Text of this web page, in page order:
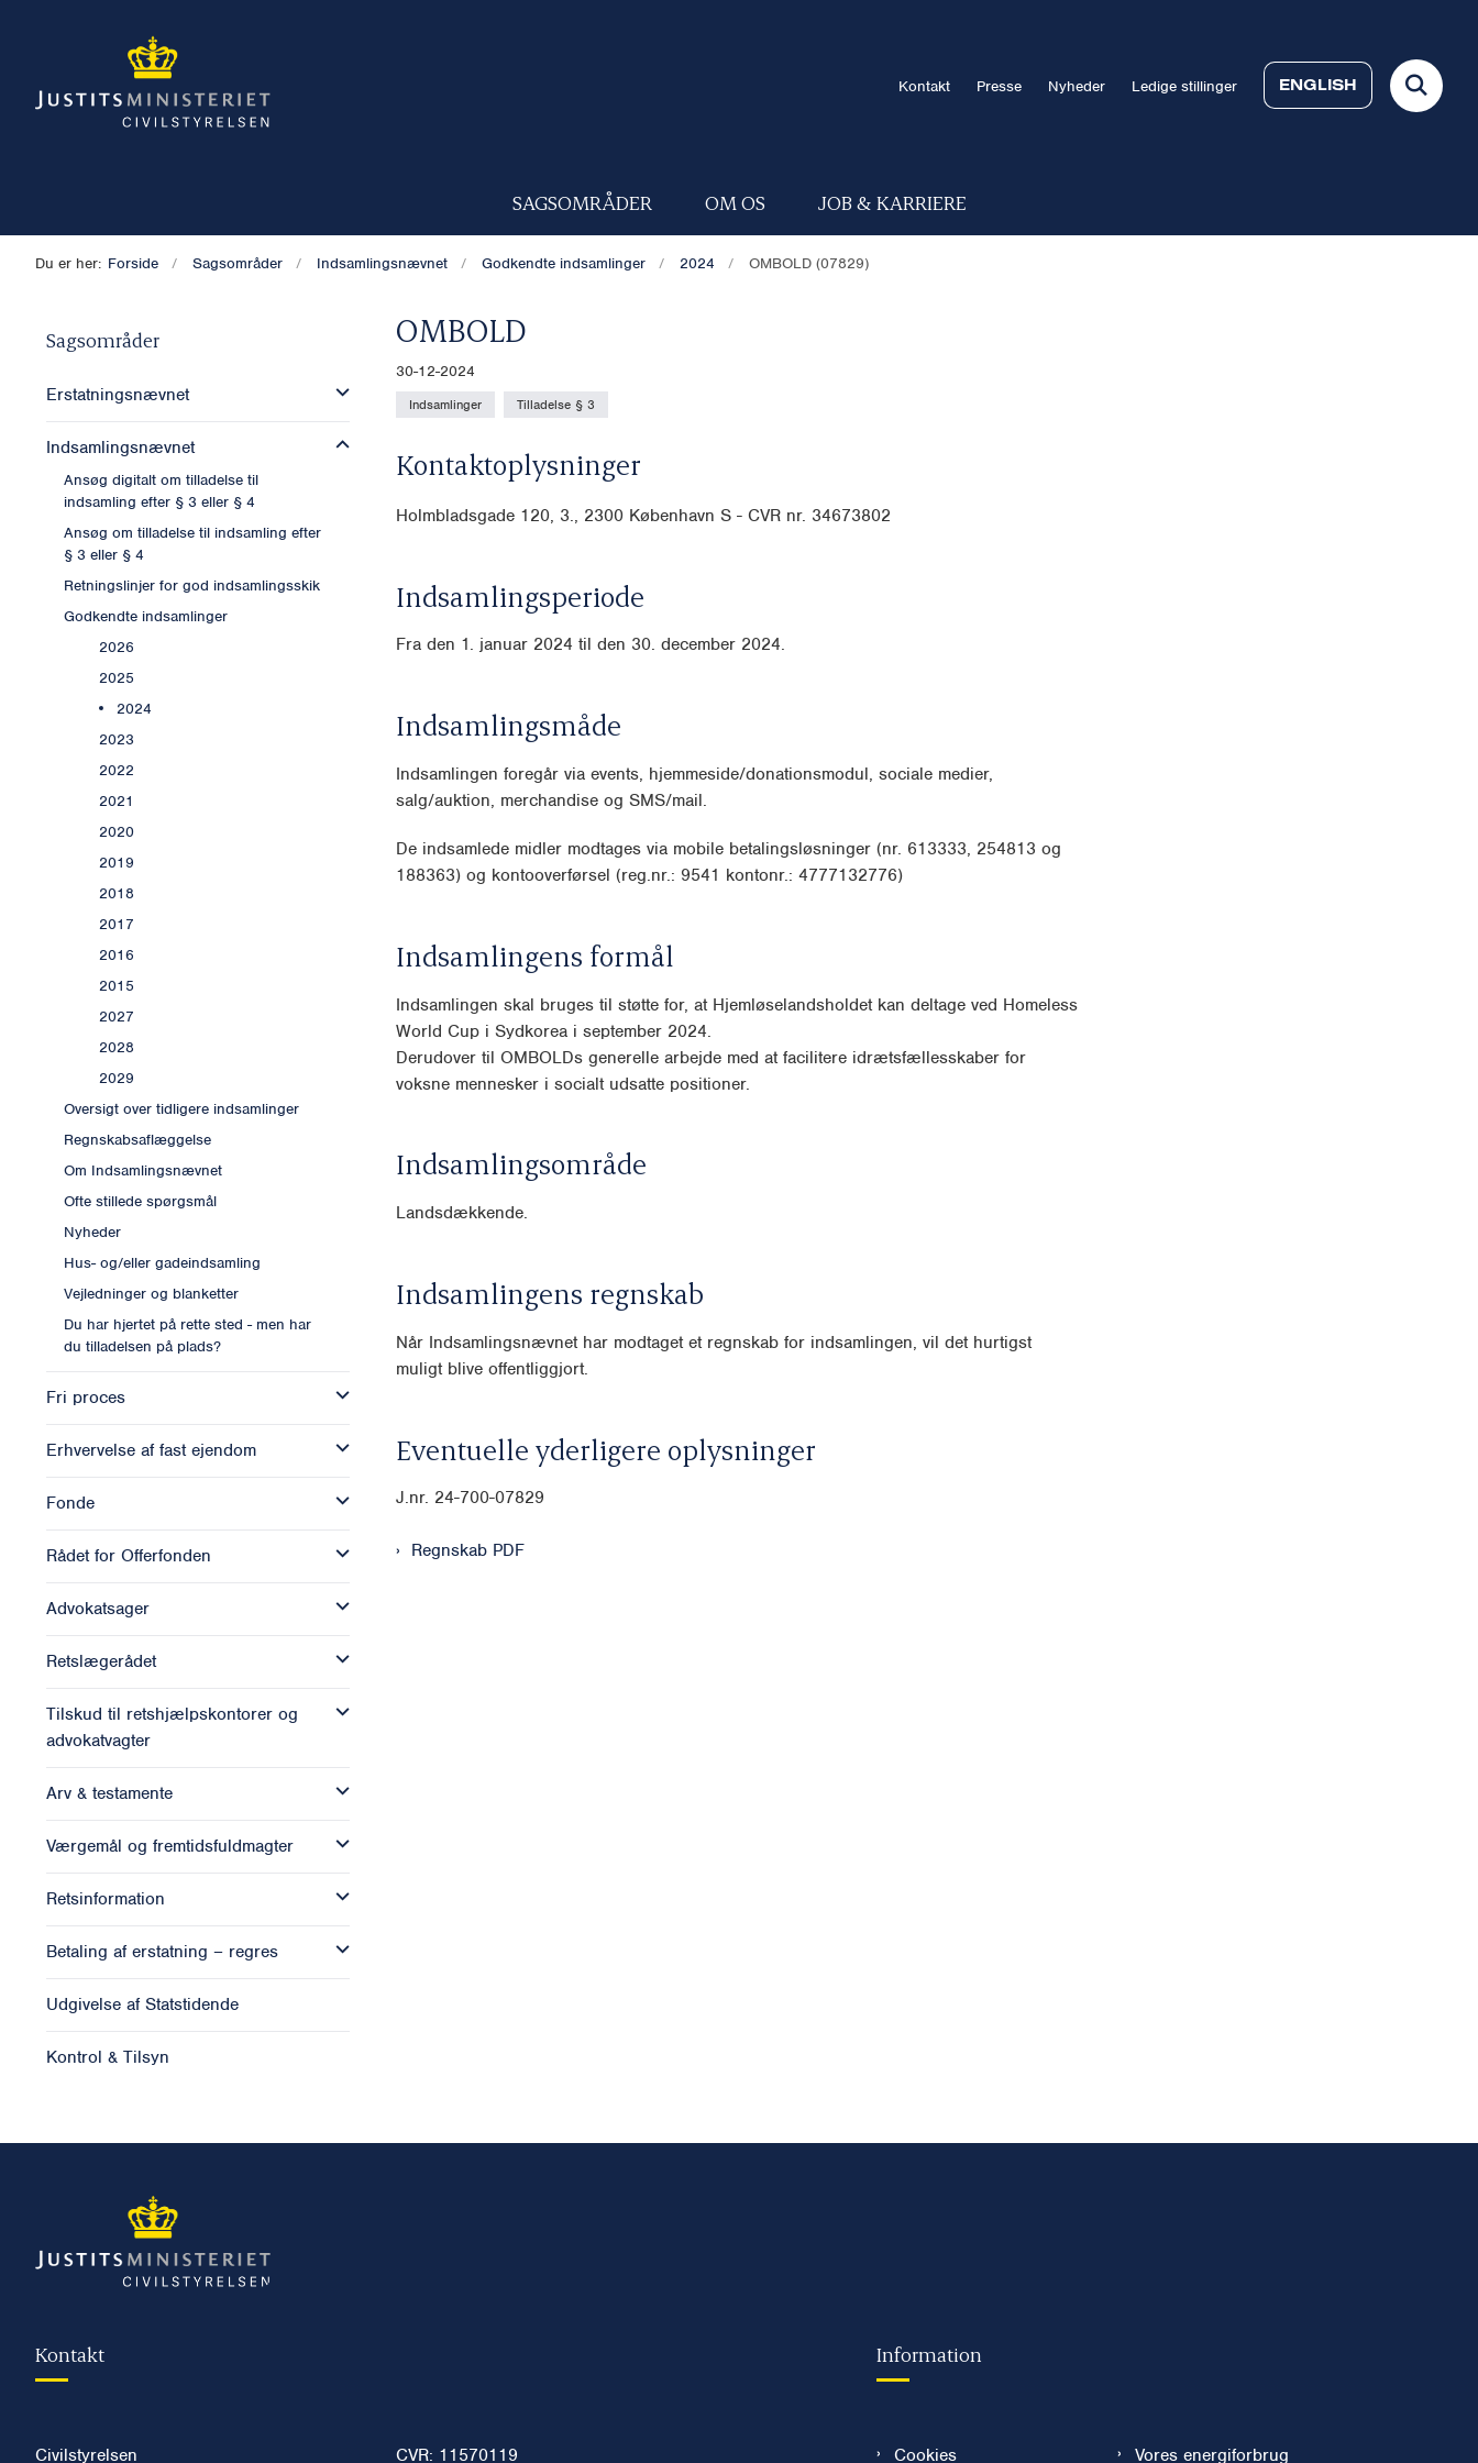
Kontakt Presse Nyheder Ledige stillinger ENGLISH
SAGSOMRÅDER OM OS JOB & KARRIERE
Du er her: Forside Sagsområder Indsamlingsnævnet Godkendte indsamlinger 2024 OMBOLD (07829)
Sagsområder
Erstatningsnævnet
Indsamlingsnævnet
Ansøg digitalt om tilladelse til
indsamling efter § 3 eller § 4
Ansøg om tilladelse til indsamling efter
§ 3 eller § 4
Retningslinjer for god indsamlingsskik
Godkendte indsamlinger
2026
2025
2024
2023
2022
2021
2020
2019
2018
2017
2016
2015
2027
2028
2029
Oversigt over tidligere indsamlinger
Regnskabsaflæggelse
Om Indsamlingsnævnet
Ofte stillede spørgsmål
Nyheder
Hus- og/eller gadeindsamling
Vejledninger og blanketter
Du har hjertet på rette sted - men har
du tilladelsen på plads?
Fri proces
Erhvervelse af fast ejendom
Fonde
Rådet for Offerfonden
Advokatsager
Retslægerådet
Tilskud til retshjælpskontorer og
advokatvagter
Arv & testamente
Værgemål og fremtidsfuldmagter
Retsinformation
Betaling af erstatning – regres
Udgivelse af Statstidende
Kontrol & Tilsyn
OMBOLD
30-12-2024
Indsamlinger Tilladelse § 3
Kontaktoplysninger
Holmbladsgade 120, 3., 2300 København S - CVR nr. 34673802
Indsamlingsperiode
Fra den 1. januar 2024 til den 30. december 2024.
Indsamlingsmåde
Indsamlingen foregår via events, hjemmeside/donationsmodul, sociale medier,
salg/auktion, merchandise og SMS/mail.
De indsamlede midler modtages via mobile betalingsløsninger (nr. 613333, 254813 og
188363) og kontooverførsel (reg.nr.: 9541 kontonr.: 4777132776)
Indsamlingens formål
Indsamlingen skal bruges til støtte for, at Hjemløselandsholdet kan deltage ved Homeless
World Cup i Sydkorea i september 2024.
Derudover til OMBOLDs generelle arbejde med at facilitere idrætsfællesskaber for
voksne mennesker i socialt udsatte positioner.
Indsamlingsområde
Landsdækkende.
Indsamlingens regnskab
Når Indsamlingsnævnet har modtaget et regnskab for indsamlingen, vil det hurtigst
muligt blive offentliggjort.
Eventuelle yderligere oplysninger
J.nr. 24-700-07829
Regnskab PDF
Kontakt
Civilstyrelsen CVR: 11570119
Information
Cookies Vores energiforbrug